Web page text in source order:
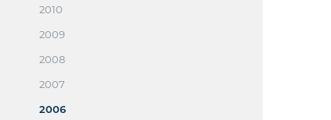
2010
2009
2008
2007
2006